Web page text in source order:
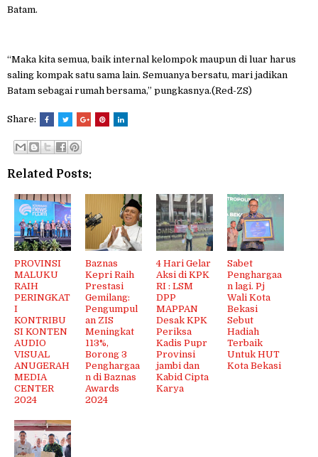
Batam.
“Maka kita semua, baik internal kelompok maupun di luar harus
saling kompak satu sama lain. Semuanya bersatu, mari jadikan
Batam sebagai rumah bersama,” pungkasnya.(Red-ZS)
Share:
Related Posts:
PROVINSI
MALUKU
RAIH
PERINGKAT
I
KONTRIBU
SI KONTEN
AUDIO
VISUAL
ANUGERAH
MEDIA
CENTER
2024
Baznas
Kepri Raih
Prestasi
Gemilang:
Pengumpul
an ZIS
Meningkat
113%,
Borong 3
Penghargaa
n di Baznas
Awards
2024
4 Hari Gelar
Aksi di KPK
RI : LSM
DPP
MAPPAN
Desak KPK
Periksa
Kadis Pupr
Provinsi
jambi dan
Kabid Cipta
Karya
Sabet
Penghargaa
n lagi. Pj
Wali Kota
Bekasi
Sebut
Hadiah
Terbaik
Untuk HUT
Kota Bekasi